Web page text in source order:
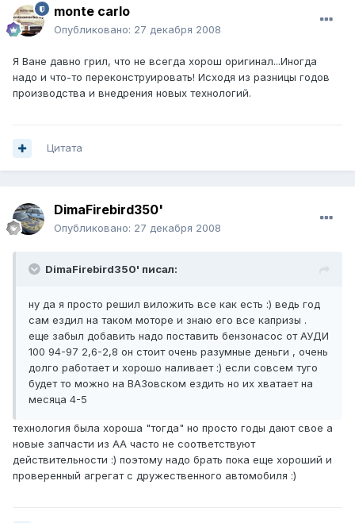
monte carlo
Опубликовано: 27 декабря 2008
Я Ване давно грил, что не всегда хорош оригинал...Иногда
надо и что-то переконструировать! Исходя из разницы годов
производства и внедрения новых технологий.
Цитата
DimaFirebird350'
Опубликовано: 27 декабря 2008
DimaFirebird350' писал:
ну да я просто решил виложить все как есть :) ведь год
сам ездил на таком моторе и знаю его все капризы .
еще забыл добавить надо поставить бензонасос от АУДИ
100 94-97 2,6-2,8 он стоит очень разумные деньги , очень
долго работает и хорошо наливает :) если совсем туго
будет то можно на ВАЗовском ездить но их хватает на
месяца 4-5
технология была хороша "тогда" но просто годы дают свое а
новые запчасти из АА часто не соответствуют
действительности :) поэтому надо брать пока еще хороший и
проверенный агрегат с дружественного автомобиля :)